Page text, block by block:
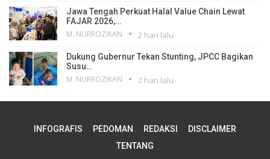
Jawa Tengah Perkuat Halal Value Chain Lewat
FAJAR 2026,…
M. NURROZIKAN 2 hari lalu
Dukung Gubernur Tekan Stunting, JPCC Bagikan
Susu…
M. NURROZIKAN 2 hari lalu
INFOGRAFIS PEDOMAN REDAKSI
DISCLAIMER
TENTANG